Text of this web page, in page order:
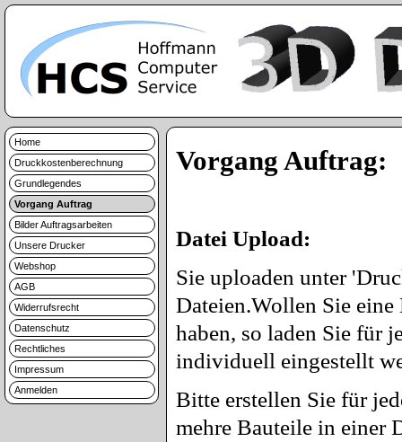
Home
Druckkostenberechnung
Grundlegendes
Vorgang Auftrag
Bilder Auftragsarbeiten
Unsere Drucker
Webshop
AGB
Widerrufsrecht
Datenschutz
Rechtliches
Impressum
Anmelden
Vorgang Auftrag:
Datei Upload:
Sie uploaden unter
Dateien.Wollen Sie
haben, so laden Sie für
individuell eingestellt
Bitte erstellen Sie für
mehre Bauteile in einer